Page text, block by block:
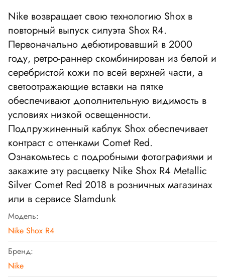
Nike возвращает свою технологию Shox в
повторный выпуск силуэта Shox R4.
Первоначально дебютировавший в 2000
году, ретро-раннер скомбинирован из белой и
серебристой кожи по всей верхней части, а
светоотражающие вставки на пятке
обеспечивают дополнительную видимость в
условиях низкой освещенности.
Подпружиненный каблук Shox обеспечивает
контраст с оттенками Comet Red.
Ознакомьтесь с подробными фотографиями и
закажите эту расцветку Nike Shox R4 Metallic
Silver Comet Red 2018 в розничных магазинах
или в сервисе Slamdunk
Модель:
Nike Shox R4
Бренд:
Nike